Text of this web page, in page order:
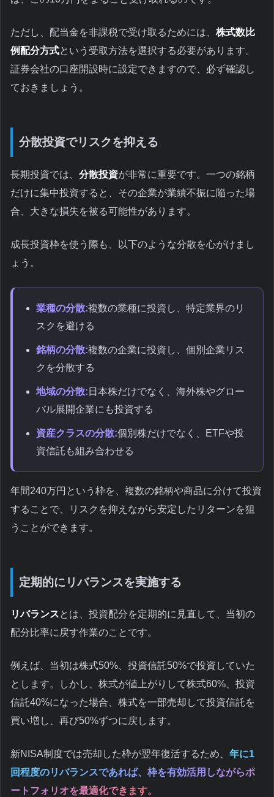
ただし、配当金を非課税で受け取るためには、 株式数比
例配分方式という受取方法を選択する必要があります。
証券会社の口座開設時に設定できますので、必ず確認し
ておきましょう。
分散投資でリスクを抑える
長期投資では、 分散投資が非常に重要です。一つの銘柄
だけに集中投資すると、その企業が業績不振に陥った場
合、大きな損失を被る可能性があります。
成長投資枠を使う際も、以下のような分散を心がけまし
ょう。
業種の分散:複数の業種に投資し、特定業界のリ
スクを避ける
銘柄の分散:複数の企業に投資し、個別企業リス
クを分散する
地域の分散: 日本株だけでなく、海外株やグロー
バル展開企業にも投資する
資産クラスの分散:個別株だけでなく、ETFや投
資信託も組み合わせる
年間240万円という枠を、複数の銘柄や商品に分けて投資
することで、リスクを抑えながら安定したリターンを狙
うことができます。
定期的にリバランスを実施する
リバランスとは、投資配分を定期的に見直して、当初の
配分比率に戻す作業のことです。
例えば、当初は株式50%、投資信託50%で投資していた
とします。しかし、株式が値上がりして株式60%、投資
信託40%になった場合、株式を一部売却して投資信託を
買い増し、再び50%ずつに戻します。
新NISA制度では売却した枠が翌年復活するため、 年に1
回程度のリバランスであれば、枠を有効活用しながらポ
ートフォリオを最適化できます。